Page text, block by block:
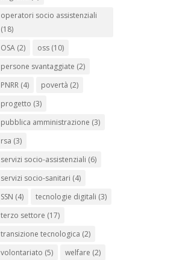
operatori socio assistenziali
(18)
OSA (2) oss (10)
persone svantaggiate (2)
PNRR (4) povertà (2)
progetto (3)
pubblica amministrazione (3)
rsa (3)
servizi socio-assistenziali (6)
servizi socio-sanitari (4)
SSN (4) tecnologie digitali (3)
terzo settore (17)
transizione tecnologica (2)
volontariato (5) welfare (2)